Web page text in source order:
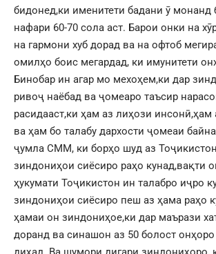
бидонед,ки именитети бадани ӯ монанд
нафари 60-70 сола аст. Барои онки на
на гармони хуб дорад ва на офтоб
омилҳо боис мегардад, ки имунитети
Бинобар ин агар мо мехоҳем,ки дар
ривоҷ наёбад ва ҷомеаро таъсир
расидааст,ки ҳам аз лиҳози инсонӣ,ҳам
ва ҳам бо талабу дархости ҷомеаи
ҷумла СММ, ки борҳо шуд аз
зиндониҳои сиёсиро раҳо кунад,вақти
ҳукумати Тоҷикистон ин талабро иҷро
зиндониҳои сиёсиро пеш аз ҳама раҳо
ҳамаи он зиндониҳое,ки дар маърази
доранд ва синашон аз 50 болост